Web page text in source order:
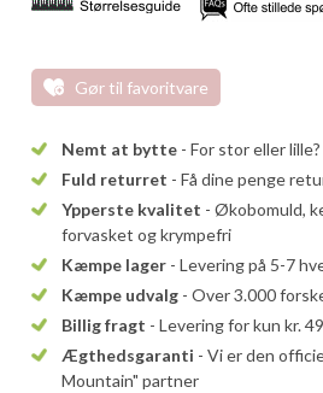
Gør til favoritvare
Nemt at bytte - For stor eller
Fuld returret - Få dine penge
Ypperste kvalitet - Økobomuld,
forvasket og krympefri
Kæmpe lager - Levering på 5-7
Kæmpe udvalg - Over 3.000
Billig fragt - Levering for kun kr.
Ægthedsgaranti - Vi er den
Mountain" partner